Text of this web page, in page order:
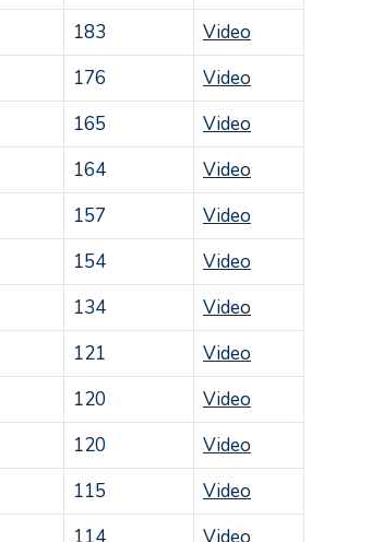
183
Video
176
Video
165
Video
164
Video
157
Video
154
Video
134
Video
121
Video
120
Video
120
Video
115
Video
114
Video